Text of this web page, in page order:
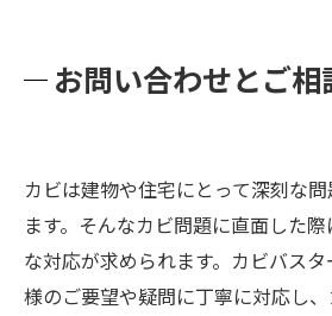
お問い合わせとご相
カビは建物や住宅にとって深刻な
ます。そんなカビ問題に直面した
な対応が求められます。カビバス
様のご要望や疑問に丁寧に対応し